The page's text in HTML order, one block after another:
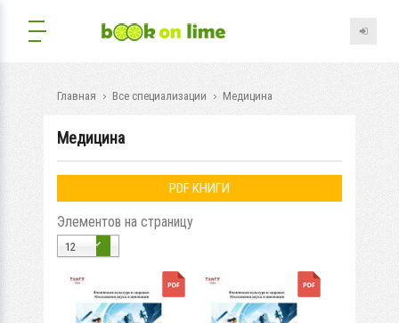
Главная Все специализации Медицина
Медицина
PDF КНИГИ
Элементов на страницу
12